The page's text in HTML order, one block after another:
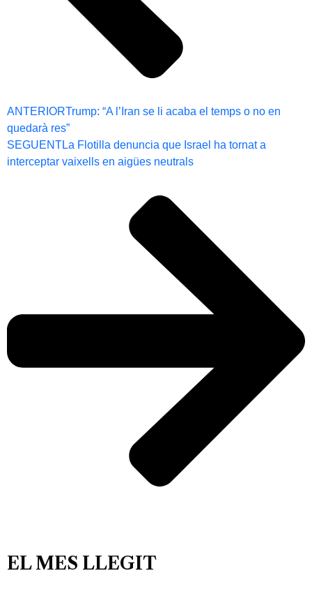
ANTERIORTrump: “A l’Iran se li acaba el temps o no en
quedarà res”
SEGUENTLa Flotilla denuncia que Israel ha tornat a
interceptar vaixells en aigües neutrals
EL MES LLEGIT